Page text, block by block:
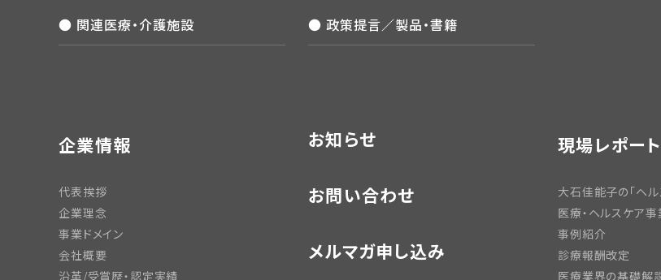
● 関連医療・介護施設 ● 政策提言／製品・書籍
企業情報
代表挨拶
企業理念
事業ドメイン
会社概要
沿革/受賞歴・認定実績
お知らせ
お問い合わせ
メルマガ申し込み
現場レポート
大石佳能子の「ヘ
医療・ヘルスケア
事例紹介
診療報酬改定
医療業界の基礎解